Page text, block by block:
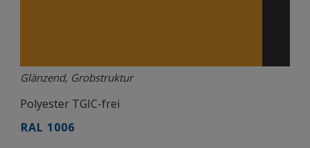
Glänzend, Grobstruktur
Polyester TGIC-frei
RAL 1006